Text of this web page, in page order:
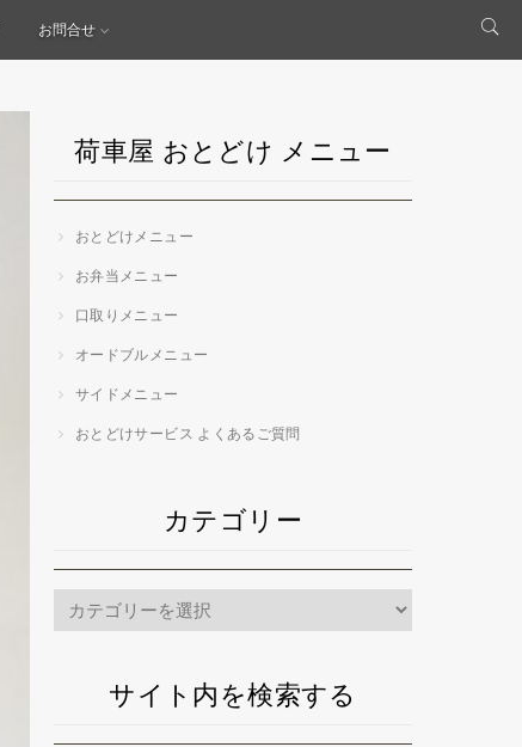
お問合せ
荷車屋 おとどけ メニュー
おとどけメニュー
お弁当メニュー
口取りメニュー
オードブルメニュー
サイドメニュー
おとどけサービス よくあるご質問
カテゴリー
サイト内を検索する